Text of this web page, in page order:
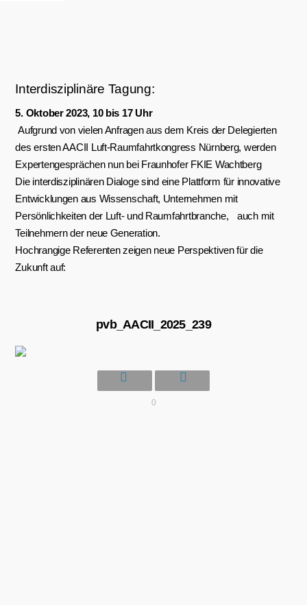
Interdisziplinäre Tagung:
5. Oktober 2023, 10 bis 17 Uhr
Aufgrund von vielen Anfragen aus dem Kreis der Delegierten
des ersten AACII Luft-Raumfahrtkongress Nürnberg, werden
Expertengesprächen nun bei Fraunhofer FKIE Wachtberg
Die interdisziplinären Dialoge sind eine Plattform für innovative
Entwicklungen aus Wissenschaft, Unternehmen mit
Persönlichkeiten der Luft- und Raumfahrtbranche, auch mit
Teilnehmern der neue Generation.
Hochrangige Referenten zeigen neue Perspektiven für die
Zukunft auf:
pvb_AACII_2025_239
0